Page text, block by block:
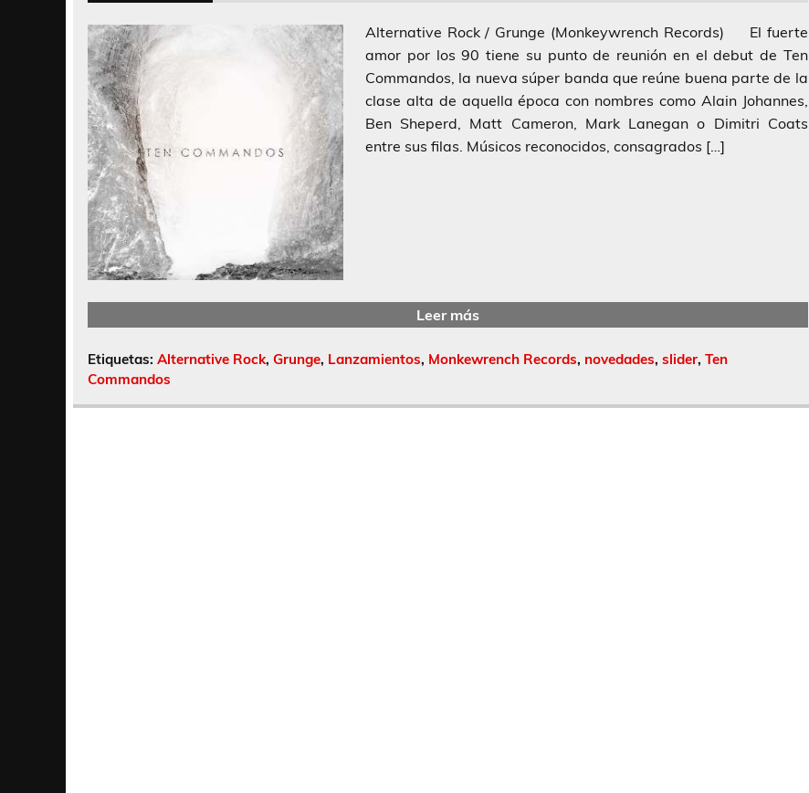
Alternative Rock / Grunge (Monkeywrench Records) El fuerte
amor por los 90 tiene su punto de reunión en el debut de Ten
Commandos, la nueva súper banda que reúne buena parte de la
clase alta de aquella época con nombres como Alain Johannes,
Ben Sheperd, Matt Cameron, Mark Lanegan o Dimitri Coats
entre sus filas. Músicos reconocidos, consagrados […]
Leer más
Etiquetas: Alternative Rock, Grunge, Lanzamientos, Monkewrench Records, novedades, slider, Ten
Commandos